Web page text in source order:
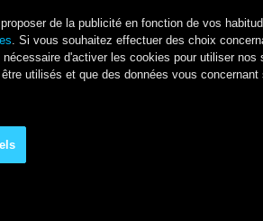
de la publicité en fonction de vos
. Si vous souhaitez effectuer des choix
d'activer les cookies pour utiliser nos
utilisés et que des données vous concernant